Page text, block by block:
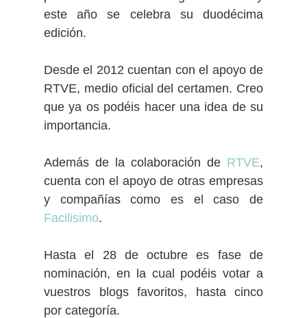
este año se celebra su duodécima
edición.
Desde el 2012 cuentan con el apoyo de
RTVE, medio oficial del certamen. Creo
que ya os podéis hacer una idea de su
importancia.
Además de la colaboración de RTVE,
cuenta con el apoyo de otras empresas
y compañías como es el caso de
Facilisimo.
Hasta el 28 de octubre es fase de
nominación, en la cual podéis votar a
vuestros blogs favoritos, hasta cinco
por categoría.